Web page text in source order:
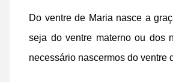
Do ventre de Maria nasce a
seja do ventre materno ou dos
necessário nascermos do ventre